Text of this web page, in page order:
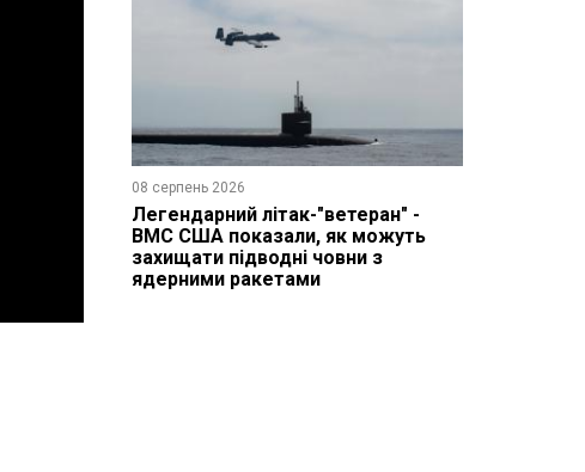
08 серпень 2026
Легендарний літак-"ветеран" -
ВМС США показали, як можуть
захищати підводні човни з
ядерними ракетами